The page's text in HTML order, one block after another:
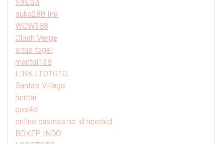
ผลบอล
suka288 link
WOW388
Clash Verge
situs togel
mantul138
LINK LTDTOTO
Santa’s Village
hentai
pos4d
online casinos no id needed
BOKEP INDO